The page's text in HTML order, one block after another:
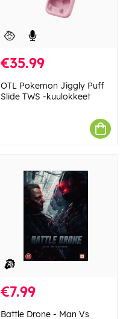
€35.99
OTL Pokemon Jiggly Puff
Slide TWS -kuulokkeet
€7.99
Battle Drone - Man Vs